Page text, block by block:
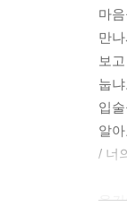
마
만
보
눕
입
알
/ 너
옮